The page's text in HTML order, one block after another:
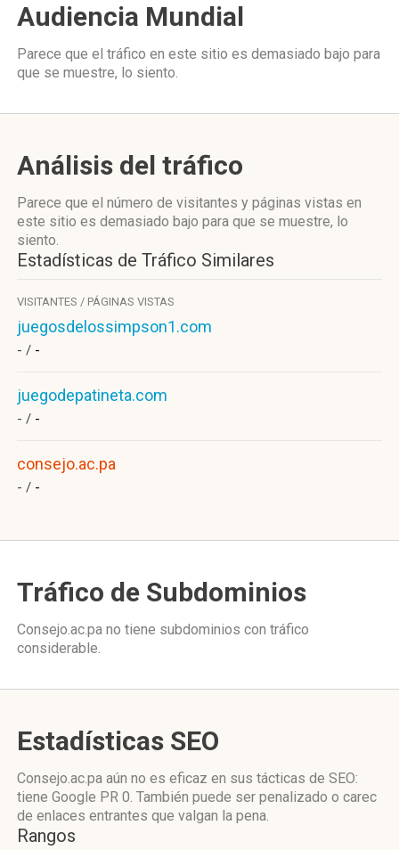
Audiencia Mundial
Parece que el tráfico en este sitio es demasiado bajo para
que se muestre, lo siento.
Análisis del tráfico
Parece que el número de visitantes y páginas vistas en
este sitio es demasiado bajo para que se muestre, lo
siento.
Estadísticas de Tráfico Similares
VISITANTES / PÁGINAS VISTAS
juegosdelossimpson1.com
- / -
juegodepatineta.com
- / -
consejo.ac.pa
- / -
Tráfico de Subdominios
Consejo.ac.pa no tiene subdominios con tráfico
considerable.
Estadísticas SEO
Consejo.ac.pa aún no es eficaz en sus tácticas de SEO:
tiene Google PR 0. También puede ser penalizado o carec
de enlaces entrantes que valgan la pena.
Rangos